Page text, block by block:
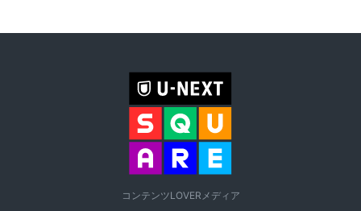
コンテンツLOVERメディア